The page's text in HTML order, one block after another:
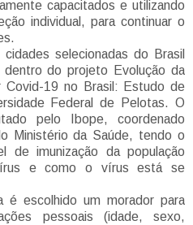
capacitados e utilizando
individual, para continuar o
selecionadas do Brasil
dentro do projeto Evolução da
Covid-19 no Brasil: Estudo de
Federal de Pelotas. O
pelo Ibope, coordenado
Ministério da Saúde, tendo o
de imunização da população
e como o vírus está se
é escolhido um morador para
pessoais (idade, sexo,